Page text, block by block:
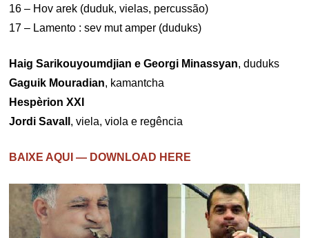
16 – Hov arek (duduk, vielas, percussão)
17 – Lamento : sev mut amper (duduks)
Haig Sarikouyoumdjian e Georgi Minassyan, duduks
Gaguik Mouradian, kamantcha
Hespèrion XXI
Jordi Savall , viela, viola e regência
BAIXE AQUI — DOWNLOAD HERE